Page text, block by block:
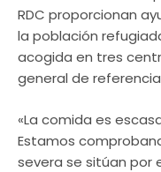
RDC proporcionan
la población
acogida en tres
general de
«La comida es
Estamos
severa se sitúan por